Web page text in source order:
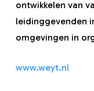
ontwikkelen van
leidinggevenden
omgevingen in
www.weyt.nl